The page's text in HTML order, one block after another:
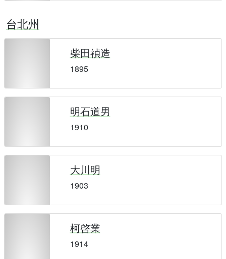
台北州
柴田禎造
1895
明石道男
1910
大川明
1903
柯啓業
1914